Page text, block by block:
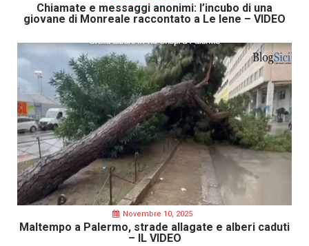
Chiamate e messaggi anonimi: l’incubo di una
giovane di Monreale raccontato a Le Iene – VIDEO
Novembre 10, 2025
Maltempo a Palermo, strade allagate e alberi caduti
– IL VIDEO